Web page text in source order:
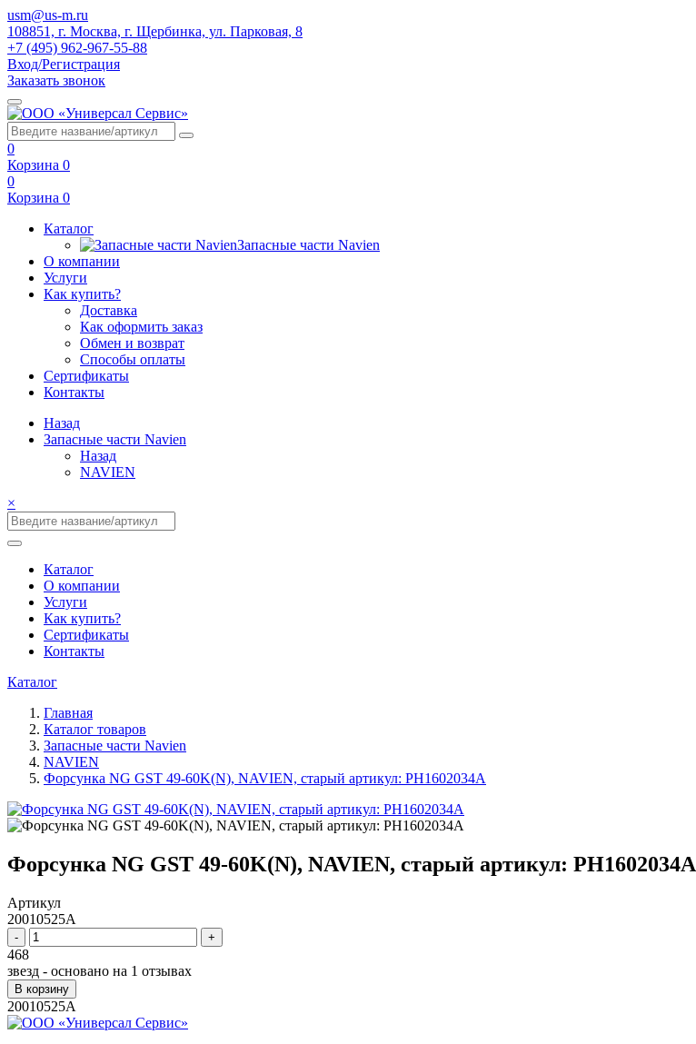
usm@us-m.ru
108851, г. Москва, г. Щербинка, ул. Парковая, 8
+7 (495) 962-967-55-88
Вход/Регистрация
Заказать звонок
0
Корзина 0
0
Корзина 0
Каталог
Запасные части Navien
О компании
Услуги
Как купить?
Доставка
Как оформить заказ
Обмен и возврат
Способы оплаты
Сертификаты
Контакты
Назад
Запасные части Navien
Назад
NAVIEN
×
Каталог
О компании
Услуги
Как купить?
Сертификаты
Контакты
Каталог
Главная
Каталог товаров
Запасные части Navien
NAVIEN
Форсунка NG GST 49-60K(N), NAVIEN, старый артикул: PH1602034A
Форсунка NG GST 49-60K(N), NAVIEN, старый артикул: PH1602034A
Артикул
20010525A
- +
468
звезд - основано на 1 отзывах
В корзину
20010525A